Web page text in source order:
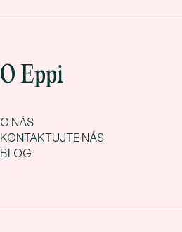
O Eppi
O NÁS
KONTAKTUJTE NÁS
BLOG